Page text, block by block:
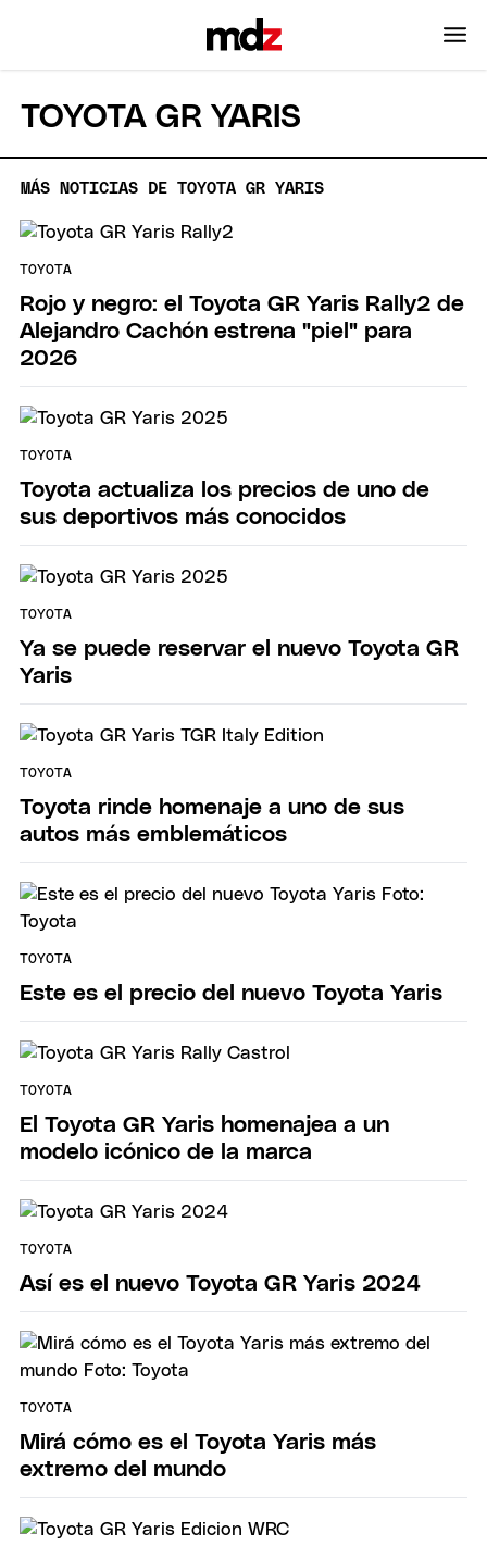
TOYOTA GR YARIS
MÁS NOTICIAS DE TOYOTA GR YARIS
TOYOTA
Rojo y negro: el Toyota GR Yaris Rally2 de
Alejandro Cachón estrena "piel" para
2026
TOYOTA
Toyota actualiza los precios de uno de
sus deportivos más conocidos
TOYOTA
Ya se puede reservar el nuevo Toyota GR
Yaris
TOYOTA
Toyota rinde homenaje a uno de sus
autos más emblemáticos
TOYOTA
Este es el precio del nuevo Toyota Yaris
TOYOTA
El Toyota GR Yaris homenajea a un
modelo icónico de la marca
TOYOTA
Así es el nuevo Toyota GR Yaris 2024
TOYOTA
Mirá cómo es el Toyota Yaris más
extremo del mundo